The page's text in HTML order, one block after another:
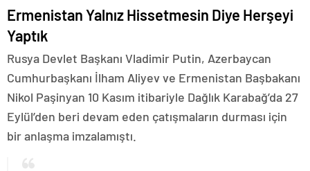
Ermenistan Yalnız Hissetmesin Diye Herşeyi
Yaptık
Rusya Devlet Başkanı Vladimir Putin, Azerbaycan
Cumhurbaşkanı İlham Aliyev ve Ermenistan Başbakanı
Nikol Paşinyan 10 Kasım itibariyle Dağlık Karabağ’da 27
Eylül’den beri devam eden çatışmaların durması için
bir anlaşma imzalamıştı.